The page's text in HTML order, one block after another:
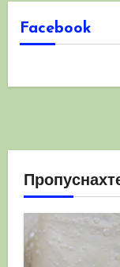
Facebook